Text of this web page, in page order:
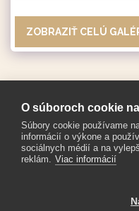
ZOBRAZIŤ CELÚ
O súboroch cookie
Súbory cookie používame
informácií o výkone a
sociálnych médií a na
reklám. Viac informácií